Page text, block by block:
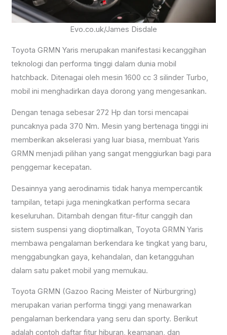
Evo.co.uk/James Disdale
Toyota GRMN Yaris merupakan manifestasi kecanggihan
teknologi dan performa tinggi dalam dunia mobil
hatchback. Ditenagai oleh mesin 1600 cc 3 silinder Turbo,
mobil ini menghadirkan daya dorong yang mengesankan.
Dengan tenaga sebesar 272 Hp dan torsi mencapai
puncaknya pada 370 Nm. Mesin yang bertenaga tinggi ini
memberikan akselerasi yang luar biasa, membuat Yaris
GRMN menjadi pilihan yang sangat menggiurkan bagi para
penggemar kecepatan.
Desainnya yang aerodinamis tidak hanya mempercantik
tampilan, tetapi juga meningkatkan performa secara
keseluruhan. Ditambah dengan fitur-fitur canggih dan
sistem suspensi yang dioptimalkan, Toyota GRMN Yaris
membawa pengalaman berkendara ke tingkat yang baru,
menggabungkan gaya, kehandalan, dan ketangguhan
dalam satu paket mobil yang memukau.
Toyota GRMN (Gazoo Racing Meister of Nürburgring)
merupakan varian performa tinggi yang menawarkan
pengalaman berkendara yang seru dan sporty. Berikut
adalah contoh daftar fitur hiburan, keamanan, dan